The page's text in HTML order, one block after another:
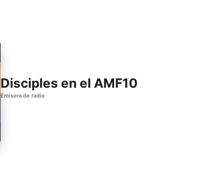
Disciples en el AMF10
Emisora de radio